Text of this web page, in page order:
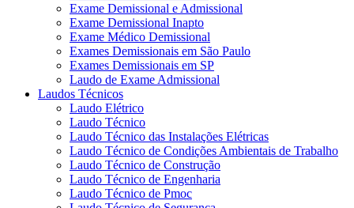
Exame Demissional e Admissional
Exame Demissional Inapto
Exame Médico Demissional
Exames Demissionais em São Paulo
Exames Demissionais em SP
Laudo de Exame Admissional
Laudos Técnicos
Laudo Elétrico
Laudo Técnico
Laudo Técnico das Instalações Elétricas
Laudo Técnico de Condições Ambientais de Trabalho
Laudo Técnico de Construção
Laudo Técnico de Engenharia
Laudo Técnico de Pmoc